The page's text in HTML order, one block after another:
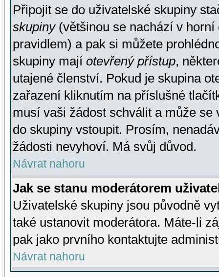
Připojit se do uživatelské skupiny
skupiny(většinou se nachází v horní
pravidlem) a pak si můžete
skupiny mají otevřený přístup,
utajené členství. Pokud je skupina
zařazení kliknutím na příslušné
musí vaši žádost schválit a může se
do skupiny vstoupit. Prosím,
žádosti nevyhoví. Má svůj důvod.
Návrat nahoru
Jak se stanu moderátorem
Uživatelské skupiny jsou původně
také ustanovit moderátora. Máte-li
pak jako prvního kontaktujte
Návrat nahoru